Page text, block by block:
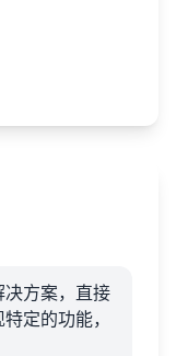
方案，直接
定的功能，